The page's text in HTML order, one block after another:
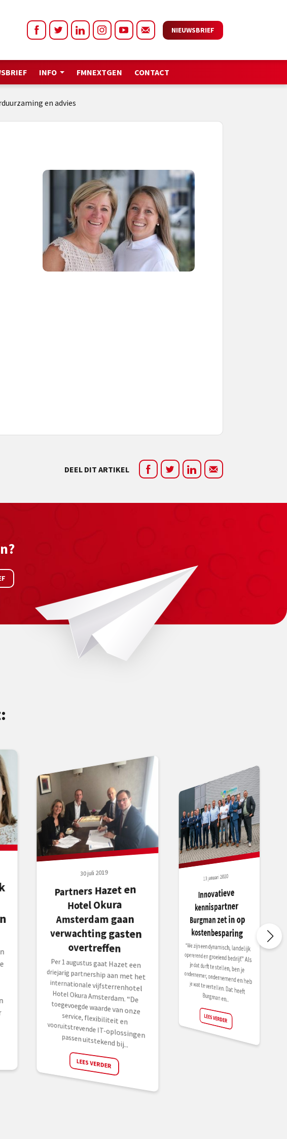
NIEUWSBRIEF
INFO FMNEXTGEN CONTACT
en advies
DEEL DIT ARTIKEL
30 juli 2019
Partners Hazet en
Hotel Okura
Amsterdam gaan
verwachting gasten
overtreffen
Per 1 augustus gaat Hazet een
driejarig partnership aan met het
internationale vijfsterrenhotel
Hotel Okura Amsterdam. “De
toegevoegde waarde van onze
service, flexibiliteit en
vooruitstrevende IT-oplossingen
passen uitstekend bij...
LEES VERDER
13 januari 2020
Innovatieve
kennispartner
Burgman zet in op
kostenbesparing
“We zijn een dynamisch, landelijk
opererend en groeiend bedrijf.” Als
je dat durft te stellen, ben je
ondernemer, ondernemend en heb
je wat te vertellen. Dat heeft
Burgman en...
LEES VERDER